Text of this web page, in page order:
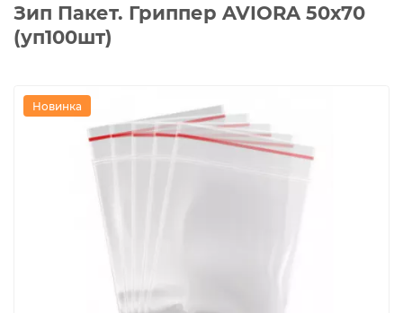
Зип Пакет. Гриппер AVIORA 50х70
(уп100шт)
Новинка